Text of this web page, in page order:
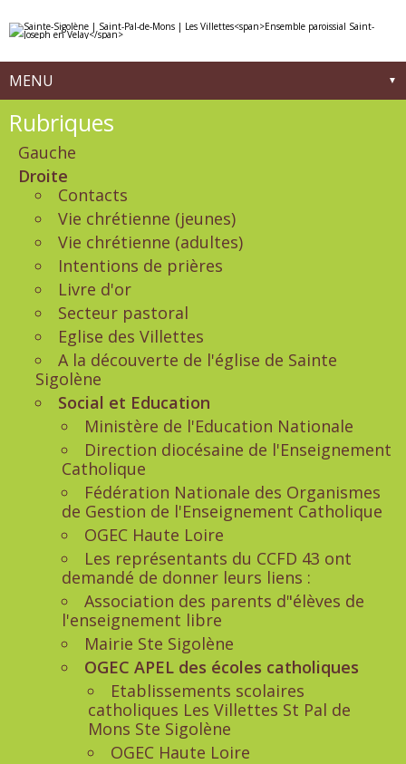
contenu.
la
MENU
Navigation
Rubriques
Gauche
Droite
Contacts
Vie chrétienne (jeunes)
Vie chrétienne (adultes)
Intentions de prières
Livre d'or
Secteur pastoral
Eglise des Villettes
A la découverte de l'église de Sainte
Sigolène
Social et Education
Ministère de l'Education Nationale
Direction diocésaine de l'Enseignement
Catholique
Fédération Nationale des Organismes
de Gestion de l'Enseignement Catholique
OGEC Haute Loire
Les représentants du CCFD 43 ont
demandé de donner leurs liens :
Association des parents d"élèves de
l'enseignement libre
Mairie Ste Sigolène
OGEC APEL des écoles catholiques
Etablissements scolaires
catholiques Les Villettes St Pal de
Mons Ste Sigolène
OGEC Haute Loire